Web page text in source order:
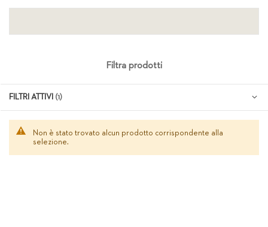
Non è stato trovato alcun prodotto corrispondente alla
selezione.
Filtra prodotti
FILTRI ATTIVI